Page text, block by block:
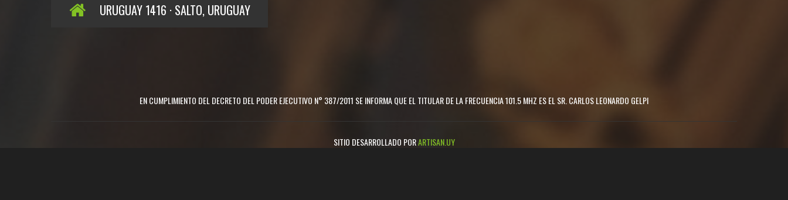
URUGUAY 1416 · SALTO, URUGUAY
EN CUMPLIMIENTO DEL DECRETO DEL PODER EJECUTIVO N° 387/2011 SE INFORMA QUE EL TITULAR DE LA FRECUENCIA 101.5 MHZ ES EL SR. CARLOS LEONARDO GELPI
SITIO DESARROLLADO PORARTISAN.UY